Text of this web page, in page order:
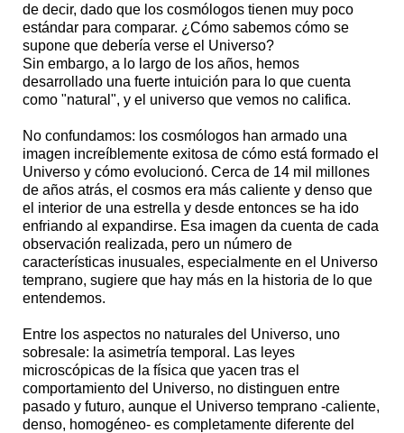
de decir, dado que los cosmólogos tienen muy poco
estándar para comparar. ¿Cómo sabemos cómo se
supone que debería verse el Universo?
Sin embargo, a lo largo de los años, hemos
desarrollado una fuerte intuición para lo que cuenta
como "natural", y el universo que vemos no califica.
No confundamos: los cosmólogos han armado una
imagen increíblemente exitosa de cómo está formado el
Universo y cómo evolucionó. Cerca de 14 mil millones
de años atrás, el cosmos era más caliente y denso que
el interior de una estrella y desde entonces se ha ido
enfriando al expandirse. Esa imagen da cuenta de cada
observación realizada, pero un número de
características inusuales, especialmente en el Universo
temprano, sugiere que hay más en la historia de lo que
entendemos.
Entre los aspectos no naturales del Universo, uno
sobresale: la asimetría temporal. Las leyes
microscópicas de la física que yacen tras el
comportamiento del Universo, no distinguen entre
pasado y futuro, aunque el Universo temprano -caliente,
denso, homogéneo- es completamente diferente del